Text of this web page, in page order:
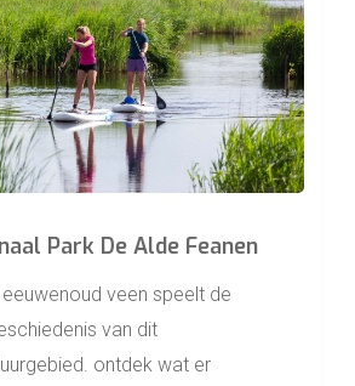
Park De Alde Feanen
eeuwenoud veen speelt de
van dit
ontdek wat er